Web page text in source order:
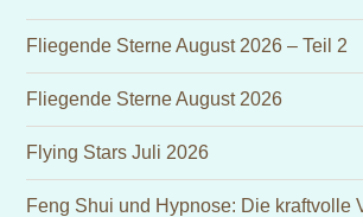
Fliegende Sterne August 2026 – Teil 2
Fliegende Sterne August 2026
Flying Stars Juli 2026
Feng Shui und Hypnose: Die kraftvolle